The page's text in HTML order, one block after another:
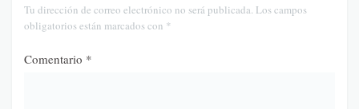
Tu dirección de correo electrónico no será publicada. Los campos
obligatorios están marcados con *
Comentario *